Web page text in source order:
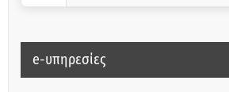
e-υπηρεσίες